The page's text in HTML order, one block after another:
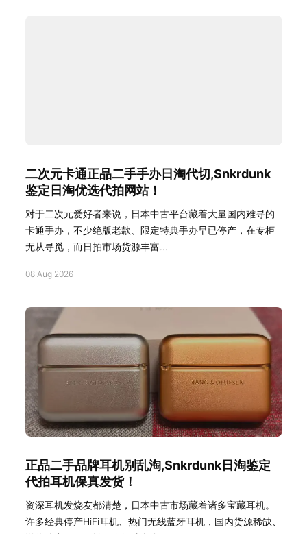
二次元卡通正品二手手办日淘代切,Snkrdunk
鉴定日淘优选代拍网站！
对于二次元爱好者来说，日本中古平台藏着大量国内难寻的
卡通手办，不少绝版老款、限定特典手办早已停产，在专柜
无从寻觅，而日拍市场货源丰富...
08 Aug 2026
正品二手品牌耳机别乱淘,Snkrdunk日淘鉴定
代拍耳机保真发货！
资深耳机发烧友都清楚，日本中古市场藏着诸多宝藏耳机。
许多经典停产HiFi耳机、热门无线蓝牙耳机，国内货源稀缺、